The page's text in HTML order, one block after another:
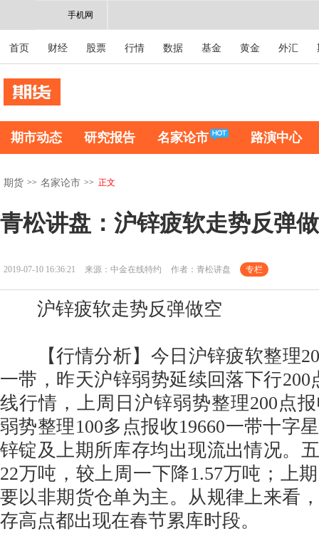
手机网
首页 财经 股票 行情 数据 基金 黄金 外汇
期市动态 研究报告 名家论市 路演中心
期货 >> 名家论市 >> 正文
青松讲盘：沪锌疲软走势反弹
2019-07-10 16:36:21 来源：中金在线特约 作者：青松讲盘 专栏
沪锌疲软走势反弹做空
【行情分析】今日沪锌疲软整理
一带，昨天沪锌弱势延续回落下行200
线行情，上周日沪锌弱势整理200点
弱势整理100多点报收19660一带十字
锌锭及上期所库存均出现流出情况。
22万吨，较上周一下降1.57万吨；上
要以非期货仓单为主。从规律上来看
存高点都出现在春节累库时段。